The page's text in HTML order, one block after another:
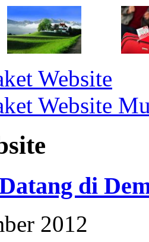
Website
Website
di
2012